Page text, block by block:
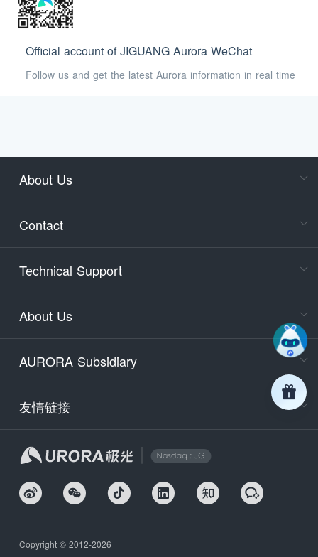
Official account of JIGUANG Aurora WeChat
Follow us and get the latest Aurora information in real time
About Us
Contact
Technical Support
About Us
AURORA Subsidiary
友情链接
Copyright © 2012-2026
days)
9:30-
Email